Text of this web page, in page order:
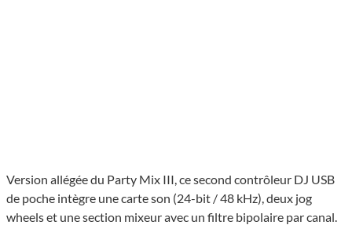
Version allégée du Party Mix III, ce second contrôleur DJ USB
de poche intègre une carte son (24-bit / 48 kHz), deux jog
wheels et une section mixeur avec un filtre bipolaire par canal.